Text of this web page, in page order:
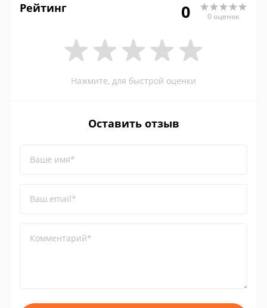
Рейтинг 0 0 оценок
Нажмите, для быстрой оценки
Оставить отзыв
Ваше имя*
Ваш email*
Комментарий*